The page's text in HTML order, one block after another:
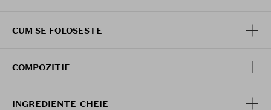
si hidrata.
cantitate moderata de ser pe fata si lasati sa se
experimentati orice reactie adversa la produs.
CUM SE FOLOSESTE
COMPOZITIE
INGREDIENTE-CHEIE